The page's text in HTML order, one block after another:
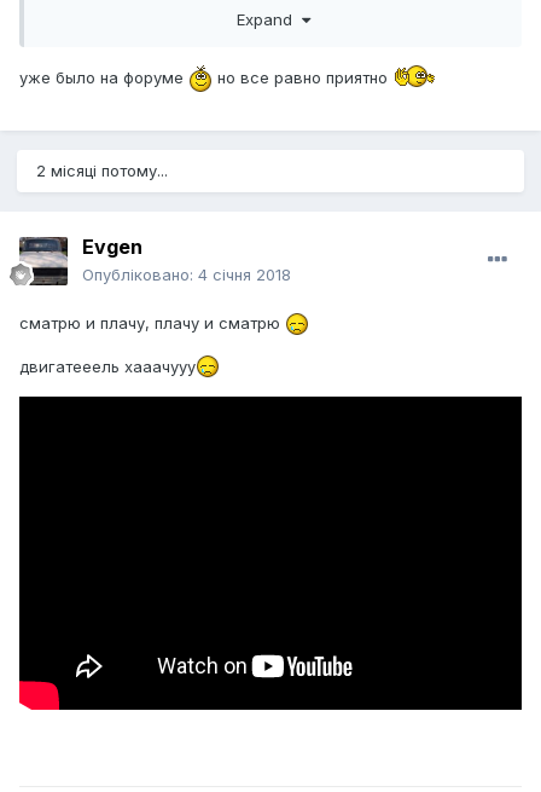
если боян, дико извиняюсь
Expand
уже было на форуме но все равно приятно
2 місяці потому...
Evgen
Опубліковано: 4 січня 2018
сматрю и плачу, плачу и сматрю
двигатееель хааачууу